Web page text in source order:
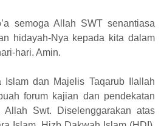
semoga Allah SWT senantiasa
hidayah-Nya kepada kita dalam
hari. Amin.
Islam dan Majelis Taqarub Ilallah
forum kajian dan pendekatan
Allah Swt. Diselenggarakan atas